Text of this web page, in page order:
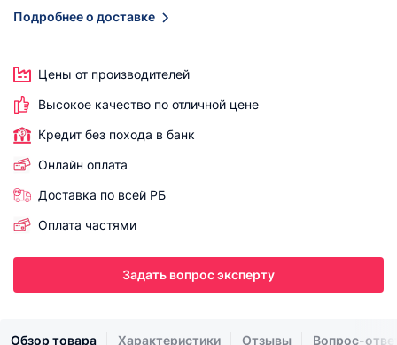
Подробнее о доставке
Цены от производителей
Высокое качество по отличной цене
Кредит без похода в банк
Онлайн оплата
Доставка по всей РБ
Оплата частями
Задать вопрос эксперту
Обзор товара Характеристики Отзывы Вопрос-